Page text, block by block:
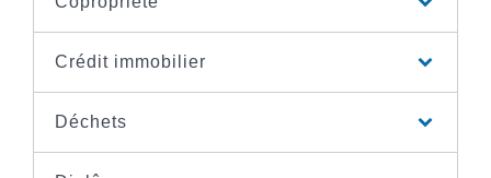
Crédit immobilier
Déchets